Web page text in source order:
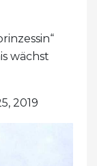
wächst
2019